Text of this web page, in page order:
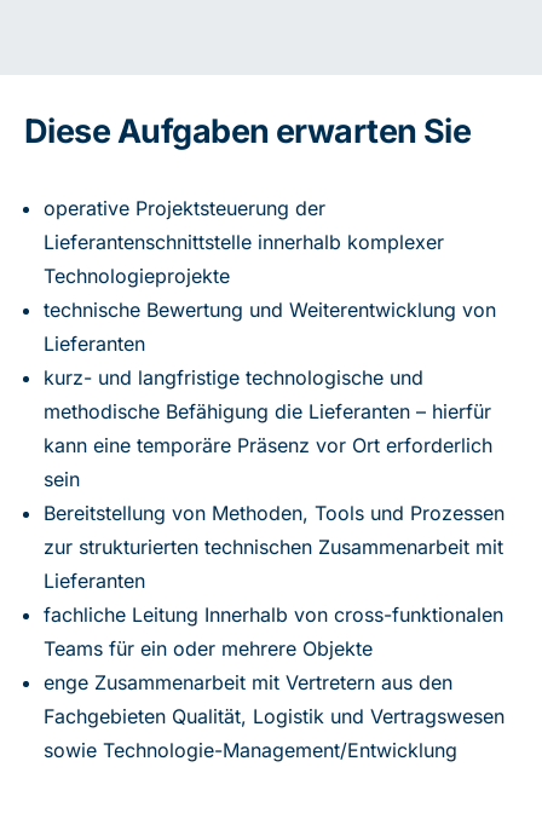
Diese Aufgaben erwarten Sie
operative Projektsteuerung der
Lieferantenschnittstelle innerhalb komplexer
Technologieprojekte
technische Bewertung und Weiterentwicklung von
Lieferanten
kurz- und langfristige technologische und
methodische Befähigung die Lieferanten – hierfür
kann eine temporäre Präsenz vor Ort erforderlich
sein
Bereitstellung von Methoden, Tools und Prozessen
zur strukturierten technischen Zusammenarbeit mit
Lieferanten
fachliche Leitung Innerhalb von cross-funktionalen
Teams für ein oder mehrere Objekte
enge Zusammenarbeit mit Vertretern aus den
Fachgebieten Qualität, Logistik und Vertragswesen
sowie Technologie-Management/Entwicklung